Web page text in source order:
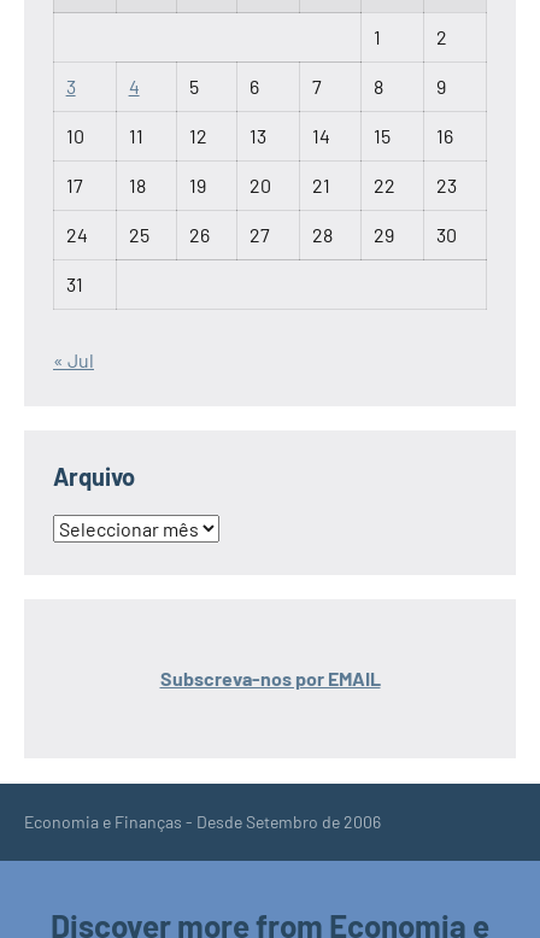
1 2
3 4 5 6 7 8 9
10 11 12 13 14 15 16
17 18 19 20 21 22 23
24 25 26 27 28 29 30
31
« Jul
Arquivo
Arquivo
Subscreva-nos por EMAIL
Economia e Finanças - Desde Setembro de 2006
Discover more from Economia e